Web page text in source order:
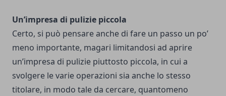
Un’impresa di pulizie piccola
Certo, si può pensare anche di fare un passo un po’
meno importante, magari limitandosi ad aprire
un’impresa di pulizie piuttosto piccola, in cui a
svolgere le varie operazioni sia anche lo stesso
titolare, in modo tale da cercare, quantomeno